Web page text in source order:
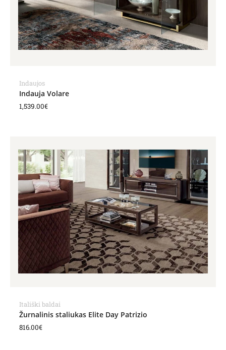
Indaujos
Indauja Volare
1,539.00€
Itališki baldai
Žurnalinis staliukas Elite Day Patrizio
816.00€